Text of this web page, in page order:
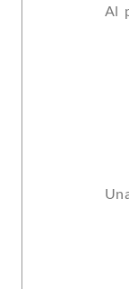
Al presente Contratto on line, qualora
Una volta ricevuti i Prodotti, il Cliente